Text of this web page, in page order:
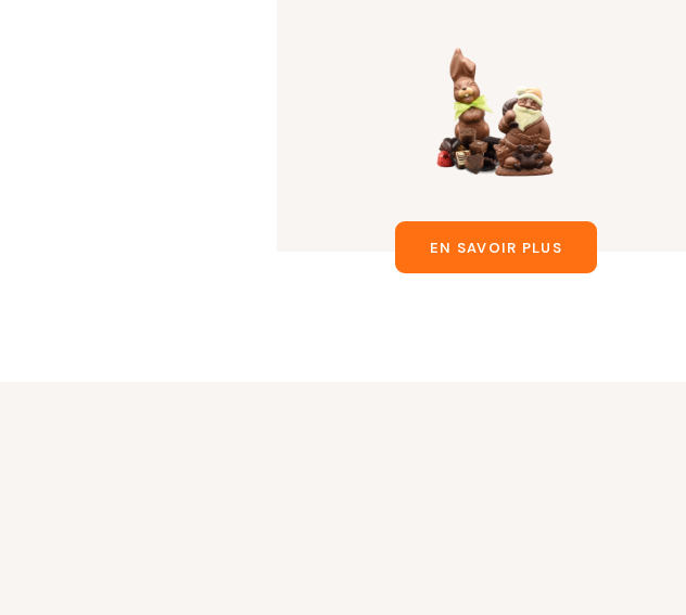
EN SAVOIR PLUS